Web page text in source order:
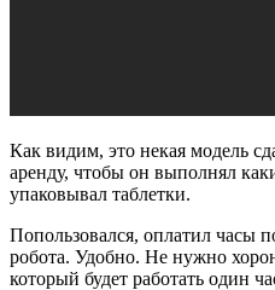
Как видим, это некая модель
аренду, чтобы он выполнял
упаковывал таблетки.
Попользовался, оплатил часы
робота. Удобно. Не нужно
который будет работать один